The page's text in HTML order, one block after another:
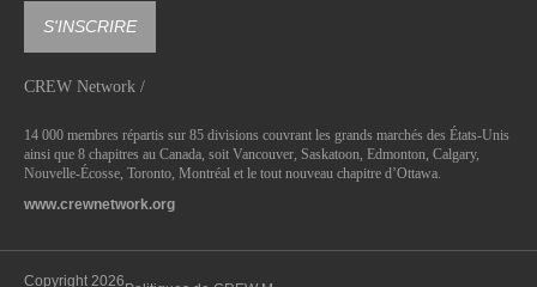
S'INSCRIRE
CREW Network /
14 000 membres répartis sur 85 divisions couvrant les grands marchés des États-Unis
ainsi que 8 chapitres au Canada, soit Vancouver, Saskatoon, Edmonton, Calgary,
Nouvelle-Écosse, Toronto, Montréal et le tout nouveau chapitre d’Ottawa.
www.crewnetwork.org
Copyright 2026